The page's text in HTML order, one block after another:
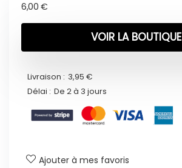
6,00 €
VOIR LA BOUTIQUE
Livraison : 3,95 €
Délai : De 2 à 3 jours
Ajouter à mes favoris